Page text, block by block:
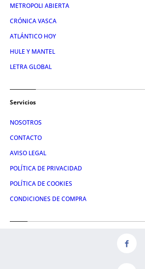
METROPOLI ABIERTA
CRÓNICA VASCA
ATLÁNTICO HOY
HULE Y MANTEL
LETRA GLOBAL
Servicios
NOSOTROS
CONTACTO
AVISO LEGAL
POLÍTICA DE PRIVACIDAD
POLÍTICA DE COOKIES
CONDICIONES DE COMPRA